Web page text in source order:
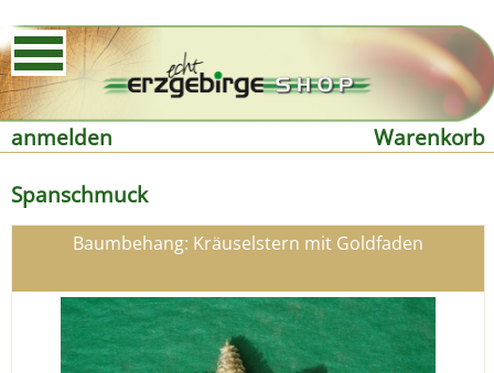
anmelden
Warenkorb
Spanschmuck
Baumbehang: Kräuselstern mit Goldfaden